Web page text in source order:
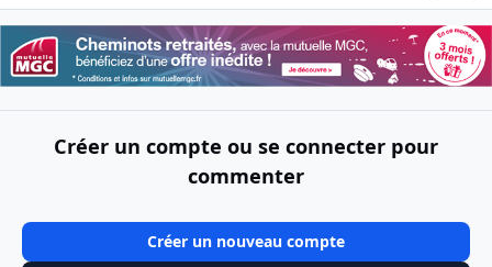
Créer un compte ou se connecter pour
commenter
Créer un nouveau compte